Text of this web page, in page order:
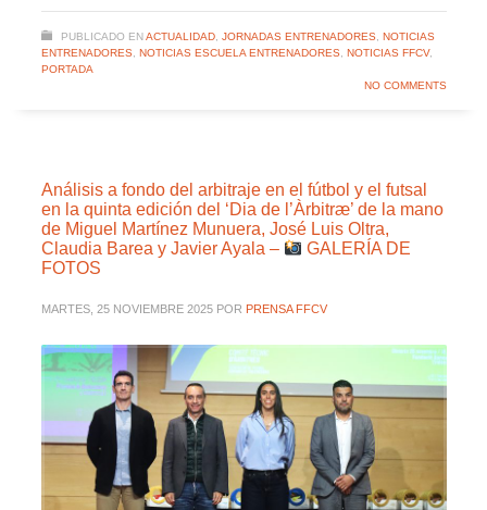
PUBLICADO EN ACTUALIDAD, JORNADAS ENTRENADORES, NOTICIAS
ENTRENADORES, NOTICIAS ESCUELA ENTRENADORES, NOTICIAS FFCV,
PORTADA
NO COMMENTS
Análisis a fondo del arbitraje en el fútbol y el futsal
en la quinta edición del ‘Dia de l’Àrbitræ’ de la mano
de Miguel Martínez Munuera, José Luis Oltra,
Claudia Barea y Javier Ayala –
GALERÍA DE
FOTOS
MARTES, 25 NOVIEMBRE 2025 POR PRENSA FFCV